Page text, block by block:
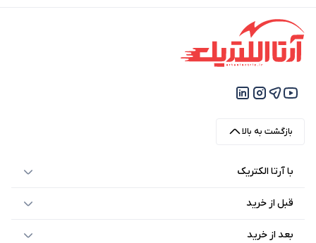
بازگشت به بالا
با آرتا الکتریک
قبل از خرید
بعد از خرید